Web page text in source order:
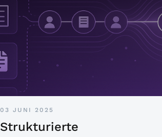
03 JUNI 2025
Strukturierte